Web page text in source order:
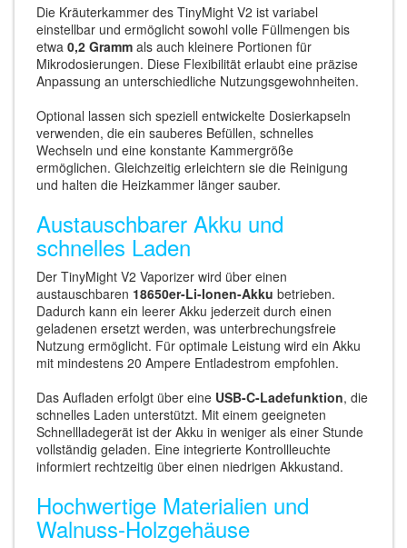
Die Kräuterkammer des TinyMight V2 ist variabel
einstellbar und ermöglicht sowohl volle Füllmengen bis
etwa 0,2 Gramm als auch kleinere Portionen für
Mikrodosierungen. Diese Flexibilität erlaubt eine präzise
Anpassung an unterschiedliche Nutzungsgewohnheiten.
Optional lassen sich speziell entwickelte Dosierkapseln
verwenden, die ein sauberes Befüllen, schnelles
Wechseln und eine konstante Kammergröße
ermöglichen. Gleichzeitig erleichtern sie die Reinigung
und halten die Heizkammer länger sauber.
Austauschbarer Akku und
schnelles Laden
Der TinyMight V2 Vaporizer wird über einen
austauschbaren 18650er-Li-Ionen-Akku betrieben.
Dadurch kann ein leerer Akku jederzeit durch einen
geladenen ersetzt werden, was unterbrechungsfreie
Nutzung ermöglicht. Für optimale Leistung wird ein Akku
mit mindestens 20 Ampere Entladestrom empfohlen.
Das Aufladen erfolgt über eine USB-C-Ladefunktion, die
schnelles Laden unterstützt. Mit einem geeigneten
Schnellladegerät ist der Akku in weniger als einer Stunde
vollständig geladen. Eine integrierte Kontrollleuchte
informiert rechtzeitig über einen niedrigen Akkustand.
Hochwertige Materialien und
Walnuss-Holzgehäuse